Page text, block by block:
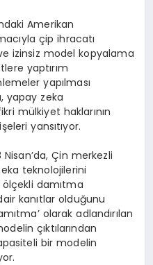
Amerikan
çip ihracatı
ve izinsiz model kopyalama
yaptırım
yapılması
yapay zeka
mülkiyet haklarının
yansıtıyor.
Çin merkezli
teknolojilerini
damıtma
kanıtlar olduğunu
olarak adlandırılan
çıktılarından
bir modelin